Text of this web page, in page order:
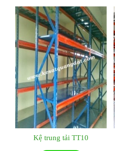
Kệ trung tải TT10